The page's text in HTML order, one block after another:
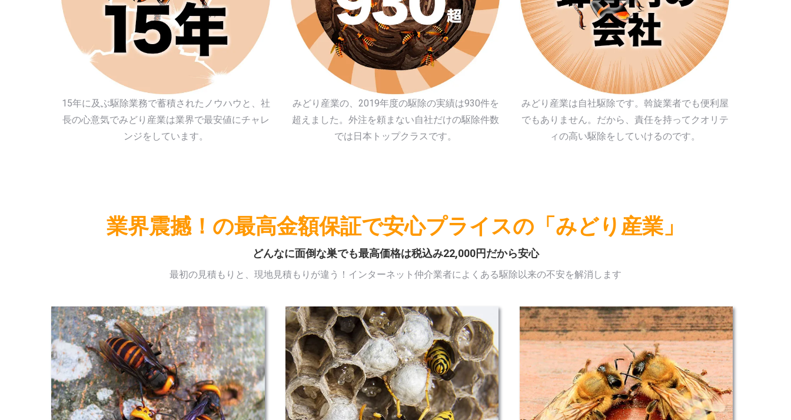
15年に及ぶ駆除業務で蓄積されたノウハウと、社
長の心意気でみどり産業は業界で最安値にチャレ
ンジをしています。
みどり産業の、2019年度の駆除の実績は930件を
超えました。外注を頼まない自社だけの駆除件数
では日本トップクラスです。
みどり産業は自社駆除です。斡旋業者でも便利屋
でもありません。だから、責任を持ってクオリテ
ィの高い駆除をしていけるのです。
業界震撼！の最高金額保証で安心プライスの「みどり産業」
どんなに面倒な巣でも最高価格は税込み22,000円だから安心
最初の見積もりと、現地見積もりが違う！インターネット仲介業者によくある駆除以来の不安を解消します